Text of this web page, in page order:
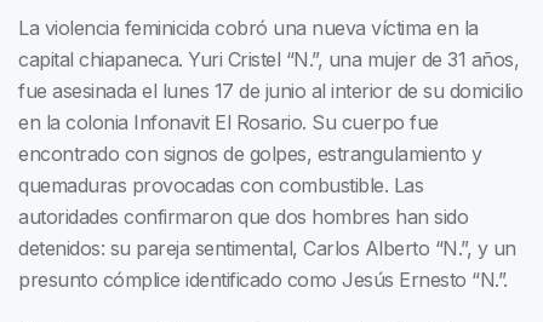
La violencia feminicida cobró una nueva víctima en la
capital chiapaneca. Yuri Cristel “N.”, una mujer de 31 años,
fue asesinada el lunes 17 de junio al interior de su domicilio
en la colonia Infonavit El Rosario. Su cuerpo fue
encontrado con signos de golpes, estrangulamiento y
quemaduras provocadas con combustible. Las
autoridades confirmaron que dos hombres han sido
detenidos: su pareja sentimental, Carlos Alberto “N.”, y un
presunto cómplice identificado como Jesús Ernesto “N.”.